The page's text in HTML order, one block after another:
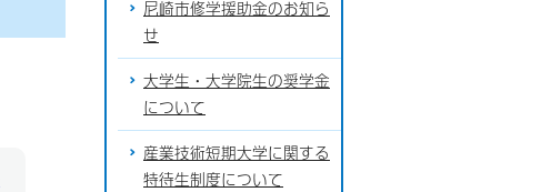
尼崎市修学援助金のお知ら
せ
大学生・大学院生の奨学金
について
産業技術短期大学に関する
特待生制度について